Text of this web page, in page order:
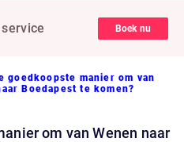
Boek nu
goedkoopste manier om van
Boedapest te komen?